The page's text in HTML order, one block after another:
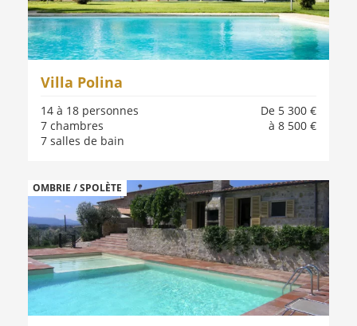
Villa Polina
De 5 300 €
à 8 500 €
14 à 18 personnes
7 chambres
7 salles de bain
OMBRIE / SPOLÈTE